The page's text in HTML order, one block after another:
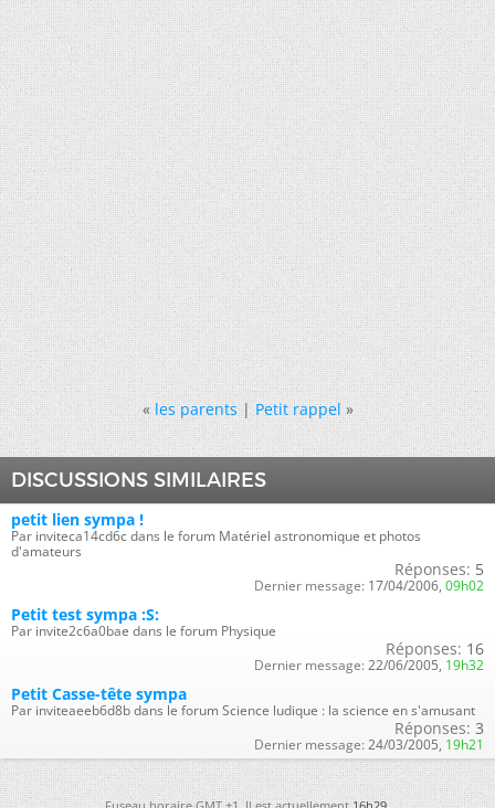
« les parents|Petit rappel »
DISCUSSIONS SIMILAIRES
petit lien sympa !
Par inviteca14cd6c dans le forum Matériel astronomique et photos
d'amateurs
Réponses: 5
Dernier message: 17/04/2006, 09h02
Petit test sympa :S:
Par invite2c6a0bae dans le forum Physique
Réponses: 16
Dernier message: 22/06/2005, 19h32
Petit Casse-tête sympa
Par inviteaeeb6d8b dans le forum Science ludique : la science en s'amusant
Réponses: 3
Dernier message: 24/03/2005, 19h21